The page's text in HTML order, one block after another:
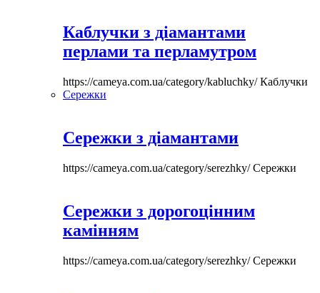
Каблучки з діамантами
перлами та перламутром
https://cameya.com.ua/category/kabluchky/Каблучки
Сережки
Сережки з діамантами
https://cameya.com.ua/category/serezhky/Сережки
Сережки з дорогоцінним
камінням
https://cameya.com.ua/category/serezhky/Сережки